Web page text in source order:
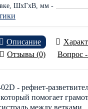
ШхГхВ, мм -
Описание
Отзывы (0)
Вопрос
- рефнет-
помогает
между ветками.